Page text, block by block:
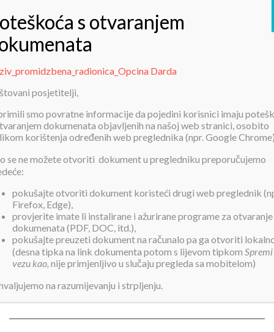
Darda
Darda
Objavljeno: 10. listopada 2019.
Poziv_promidzbena_radionica_Opcina Darda
Darda
posjetitelji,
smo povratne informacije da pojedini korisnici imaju
dokumenata objavljenih na našoj web stranici, osobito
korištenja određenih web preglednika (npr. Google
se ne možete otvoriti dokument u pregledniku preporučujemo
pokušajte otvoriti dokument koristeći drugi web preglednik
Firefox, Edge),
provjerite imate li instalirane i ažurirane programe za otvaranje
dokumenata (PDF, DOC, itd.),
pokušajte preuzeti dokument na računalo pa ga otvoriti
(desna tipka na link dokumenta potom s lijevom tipkomSpremi
vezu kao,nije primjenljivo u slučaju pregleda sa mobitelom)
na razumijevanju i strpljenju.